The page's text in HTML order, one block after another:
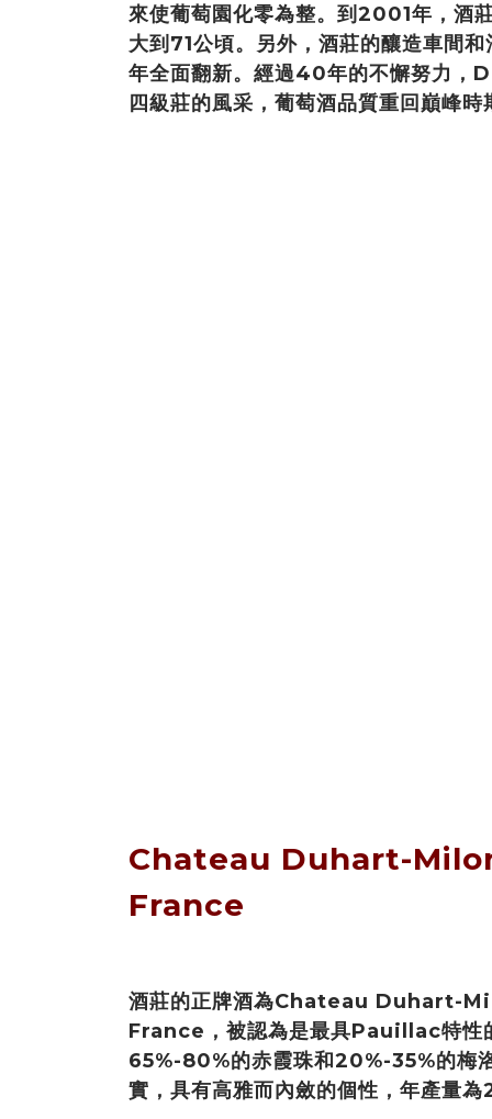
來使葡萄園化零為整。到2001年，酒
大到71公頃。另外，酒莊的釀造車間
年全面翻新。經過40年的不懈努力
四級莊的風采，葡萄酒品質重回巔峰
Chateau Duhart-
France
酒莊的正牌酒為Chateau Duhart-
France，被認為是最具Pauillac特性
65%-80%的赤霞珠和20%-35%的梅
實，具有高雅而內斂的個性，年產